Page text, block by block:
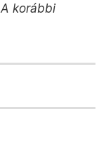
korábbi